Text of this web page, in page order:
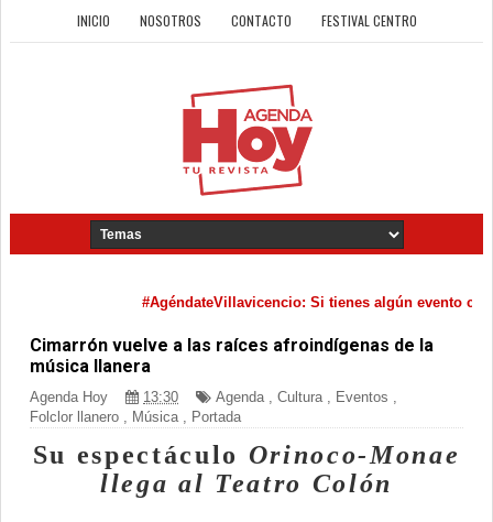
INICIO NOSOTROS CONTACTO FESTIVAL CENTRO
#AgéndateVillavicencio: Si tienes algún evento
Cimarrón vuelve a las raíces afroindígenas de la
música llanera
Agenda Hoy 13:30 Agenda Cultura Eventos
Folclor llanero
Música Portada
Su espectáculo Orinoco-Monae
llega al Teatro Colón